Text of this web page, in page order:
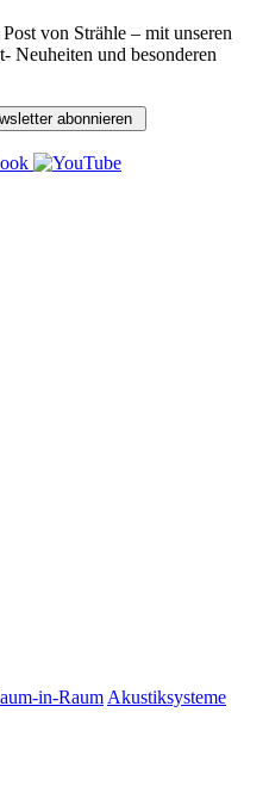
von Strähle – mit unseren
Neuheiten und besonderen
abonnieren
in-Raum Akustiksysteme